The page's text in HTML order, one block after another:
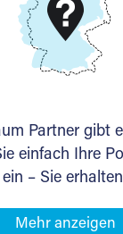
Partner gibt
einfach Ihre
– Sie
in Ihrer